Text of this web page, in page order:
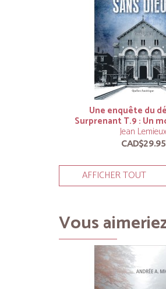
Une enquête du
Surprenant T.9 : Un
Jean Lemieux
CAD$29.95
AFFICHER TOUT
Vous